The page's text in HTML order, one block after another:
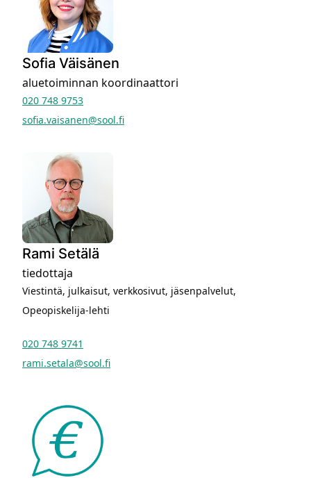
Sofia Väisänen
aluetoiminnan koordinaattori
020 748 9753
sofia.vaisanen@sool.fi
Rami Setälä
tiedottaja
Viestintä, julkaisut, verkkosivut, jäsenpalvelut,
Opeopiskelija-lehti
020 748 9741
rami.setala@sool.fi